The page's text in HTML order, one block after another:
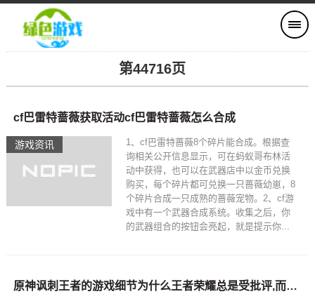
第44716页
游戏资讯
cf巴雷特蔷薇获取活动cf巴雷特蔷薇怎么合成
1、cf巴雷特蔷薇8个碎片能合成。根据查
询相关公开信息显示，可在蚂蚁哥布林活
动中获得，也可以在武器店中以金币兑换
购买，每个碎片都可兑换一只蔷薇幼崽，8
个碎片合成一只成熟的蔷薇宠物。2、cf游
戏中有一个武器合成系统。收集之后，你
的武器组合的按钮会亮起，就是提示你...
原神讽刺王者的游戏细节为什么王者荣耀总是受批评,而原神总受支持 究竟怎么回事